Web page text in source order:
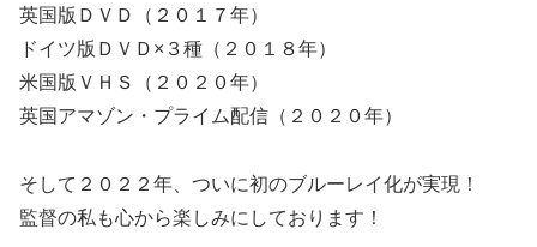
英国版ＤＶＤ（２０１７年）
ドイツ版ＤＶＤ×３種（２０１８年）
米国版ＶＨＳ（２０２０年）
英国アマゾン・プライム配信（２０２０年）
そして２０２２年、ついに初のブルーレイ化が実現！
監督の私も心から楽しみにしております！